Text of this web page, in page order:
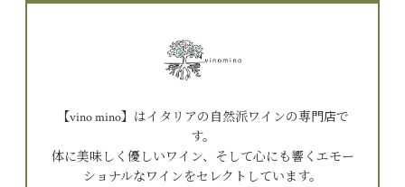
【vino mino】はイタリアの自然派ワインの専門店で
す。
体に美味しく優しいワイン、そして心にも響くエモー
ショナルなワインをセレクトしています。